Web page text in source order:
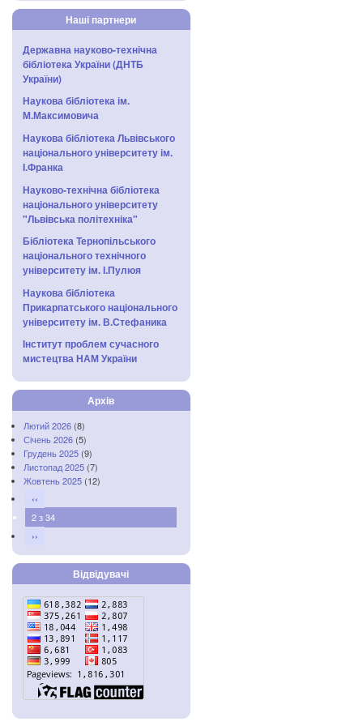
Наші партнери
Державна науково-технічна
бібліотека України (ДНТБ
України)
Наукова бібліотека ім.
М.Максимовича
Наукова бібліотека Львівського
національного університету ім.
І.Франка
Науково-технічна бібліотека
національного університету
"Львівська політехніка"
Бібліотека Тернопільського
національного технічного
університету ім. І.Пулюя
Наукова бібліотека
Прикарпатського національного
університету ім. В.Стефаника
Інститут проблем сучасного
мистецтва НАМ України
Архів
Лютий 2026 (8)
Січень 2026 (5)
Грудень 2025 (9)
Листопад 2025 (7)
Жовтень 2025 (12)
‹‹
2 з 34
››
Відвідувачі